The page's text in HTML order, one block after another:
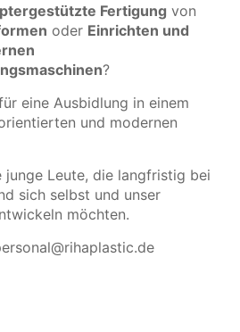
Fertigung von
oder Einrichten und
?
eine Ausbidlung in einem
und modernen
Leute, die langfristig bei
sich selbst und unser
möchten.